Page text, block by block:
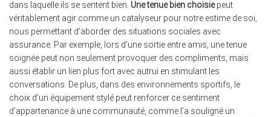
dans laquelle ils se sentent bien. Une tenue bien choisiepeut
véritablement agir comme un catalyseur pour notre estime de soi,
nous permettant d’aborder des situations sociales avec
assurance. Par exemple, lors d’une sortie entre amis, une tenue
soignée peut non seulement provoquer des compliments, mais
aussi établir un lien plus fort avec autrui en stimulant les
conversations. De plus, dans des environnements sportifs, le
choix d’un équipement stylé peut renforcer ce sentiment
d’appartenance à une communauté, comme l’a souligné un